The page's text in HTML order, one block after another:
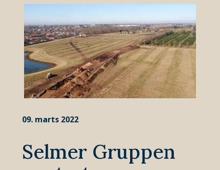
09. marts 2022
Selmer Gruppen